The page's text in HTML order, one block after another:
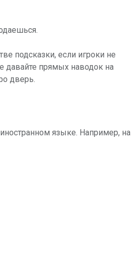
подсказки, если игроки не
давайте прямых наводок на
дверь.
языке. Например, на